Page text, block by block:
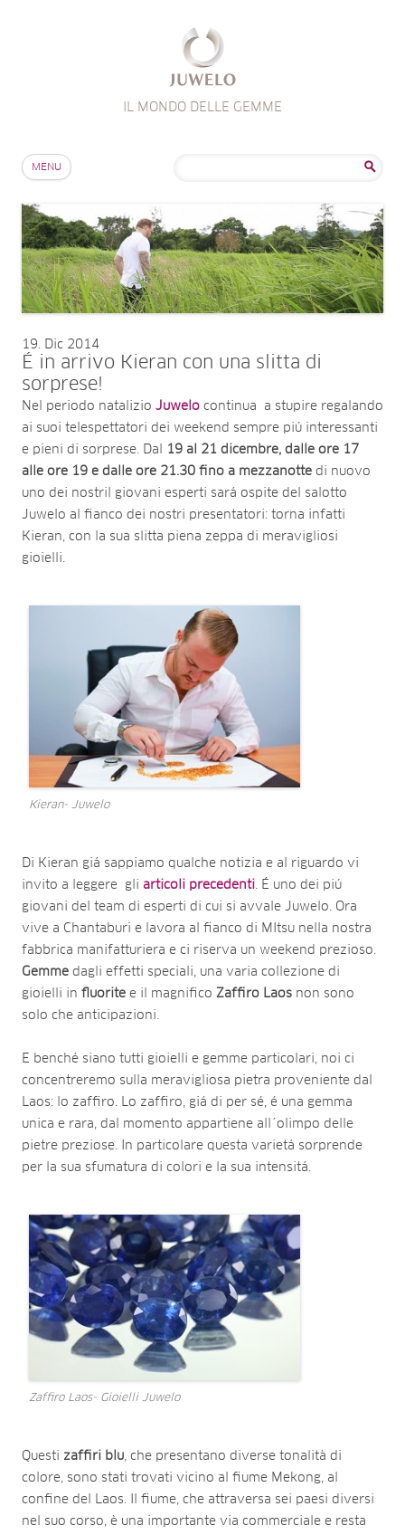
IL MONDO DELLE GEMME
MENU
19 Dic 2014
É in arrivo Kieran con una slitta di
sorprese!
Nel periodo natalizio Juwelo continua a stupire regalando
ai suoi telespettatori dei weekend sempre piú interessanti
e pieni di sorprese. Dal
19 al 21 dicembre, dalle ore 17
alle ore 19 e dalle ore 21.30 fino a mezzanotte di nuovo
uno dei nostril giovani esperti sará ospite del salotto
Juwelo al fianco dei nostri presentatori: torna infatti
Kieran, con la sua slitta piena zeppa di meravigliosi
gioielli.
Kieran- Juwelo
Di Kieran giá sappiamo qualche notizia e al riguardo vi
invito a leggere gli articoli precedenti . É uno dei piú
giovani del team di esperti di cui si avvale Juwelo. Ora
vive a Chantaburi e lavora al fianco di MItsu nella nostra
fabbrica manifatturiera e ci riserva un weekend prezioso.
Gemme dagli effetti speciali, una varia collezione di
gioielli in fluorite e il magnifico Zaffiro Laos non sono
solo che anticipazioni.
E benché siano tutti gioielli e gemme particolari, noi ci
concentreremo sulla meravigliosa pietra proveniente dal
Laos: lo zaffiro. Lo zaffiro, giá di per sé, é una gemma
unica e rara, dal momento appartiene all´olimpo delle
pietre preziose. In particolare questa varietá sorprende
per la sua sfumatura di colori e la sua intensitá.
Zaffiro Laos- Gioielli Juwelo
Questi zaffiri blu , che presentano diverse tonalità di
colore, sono stati trovati vicino al fiume Mekong, al
confine del Laos. Il fiume, che attraversa sei paesi diversi
nel suo corso, è una importante via commerciale e resta